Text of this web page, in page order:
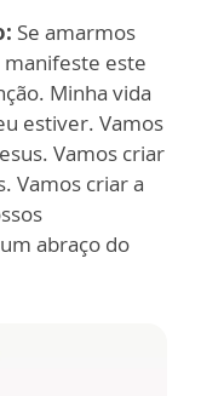
Se amarmos
manifeste este
Minha vida
estiver. Vamos
Vamos criar
Vamos criar a
abraço do